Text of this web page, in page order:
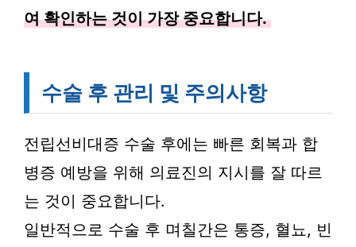
여 확인하는 것이 가장 중요합니다.
수술 후 관리 및 주의사항
전립선비대증 수술 후에는 빠른 회복과 합
병증 예방을 위해 의료진의 지시를 잘 따르
는 것이 중요합니다.
일반적으로 수술 후 며칠간은 통증, 혈뇨, 빈